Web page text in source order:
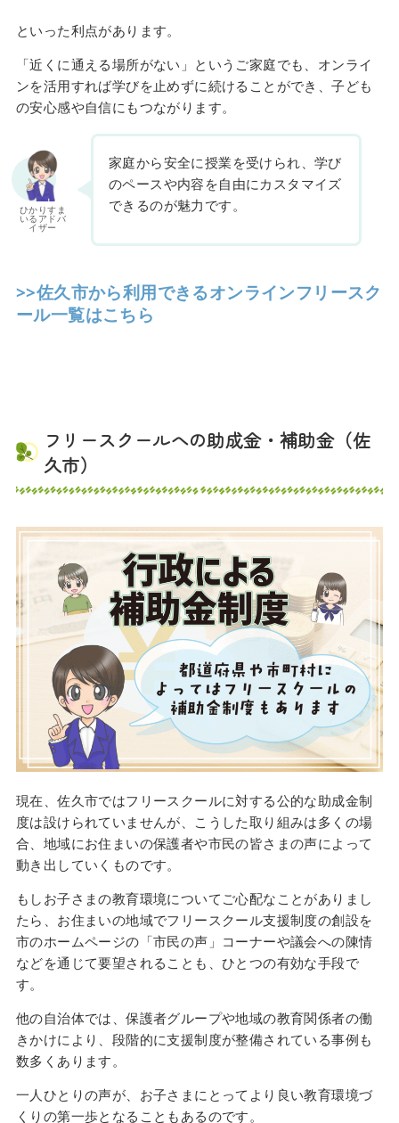
といった利点があります。
「近くに通える場所がない」というご家庭でも、オンライ
ンを活用すれば学びを止めずに続けることができ、子ども
の安心感や自信にもつながります。
ひかりすま
いるアドバ
イザー
家庭から安全に授業を受けられ、学び
のペースや内容を自由にカスタマイズ
できるのが魅力です。
>>佐久市から利用できるオンラインフリースク
ール一覧はこちら
フリースクールへの助成金・補助金（佐
久市）
現在、佐久市ではフリースクールに対する公的な助成金制
度は設けられていませんが、こうした取り組みは多くの場
合、地域にお住まいの保護者や市民の皆さまの声によって
動き出していくものです。
もしお子さまの教育環境についてご心配なことがありまし
たら、お住まいの地域でフリースクール支援制度の創設を
市のホームページの「市民の声」コーナーや議会への陳情
などを通じて要望されることも、ひとつの有効な手段で
す。
他の自治体では、保護者グループや地域の教育関係者の働
きかけにより、段階的に支援制度が整備されている事例も
数多くあります。
一人ひとりの声が、お子さまにとってより良い教育環境づ
くりの第一歩となることもあるのです。